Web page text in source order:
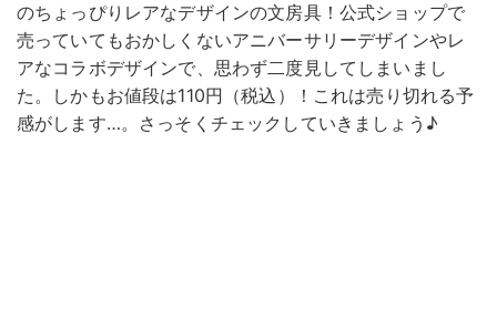
のちょっぴりレアなデザインの文房具！公式ショップで
売っていてもおかしくないアニバーサリーデザインやレ
アなコラボデザインで、思わず二度見してしまいまし
た。しかもお値段は110円（税込）！これは売り切れる予
感がします…。さっそくチェックしていきましょう♪